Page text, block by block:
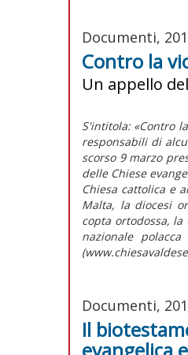
Documenti,
Contro la
Un appello
S'intitola: «Contro
responsabili di
scorso 9 marzo
delle Chiese
Chiesa cattolica e
Malta, la diocesi
copta ortodossa,
nazionale
Documenti,
Il
evangelica